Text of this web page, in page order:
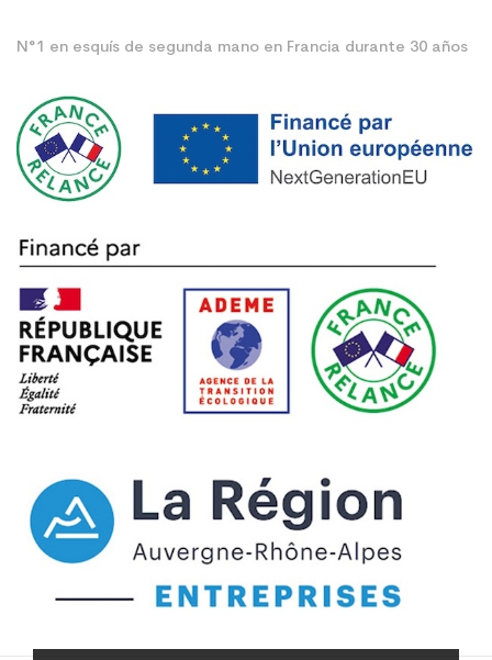
N°1 en esquís de segunda mano en Francia durante 30 años